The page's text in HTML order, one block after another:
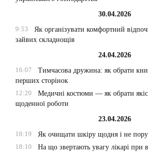
30.04.2026
9:53
Як організувати комфортний
зайвих складнощів
24.04.2026
16:07
Тимчасова дружина: як обрати
перших сторінок
12:20
Медичні костюми — як обрати
щоденної роботи
23.04.2026
18:19
Як очищати шкіру щодня і не
18:10
На що звертають увагу лікарі при